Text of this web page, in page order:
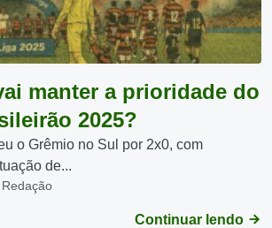
manter a prioridade do
2025?
o Grêmio no Sul por 2x0, com
de...
Continuar lendo